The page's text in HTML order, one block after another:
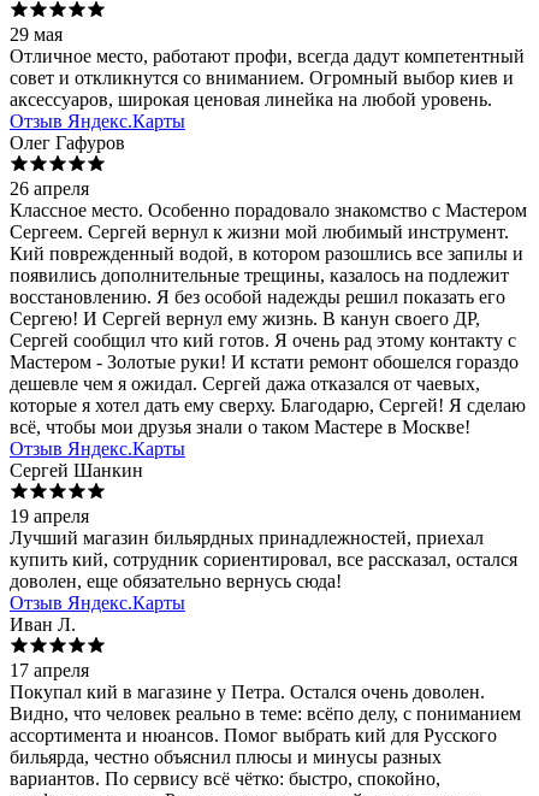
29 мая
Отличное место, работают профи, всегда дадут компетентный
совет и откликнутся со вниманием. Огромный выбор киев и
аксессуаров, широкая ценовая линейка на любой уровень.
Отзыв Яндекс.Карты
Олег Гафуров
26 апреля
Классное место. Особенно порадовало знакомство с Мастером
Сергеем. Сергей вернул к жизни мой любимый инструмент.
Кий поврежденный водой, в котором разошлись все запилы и
появились дополнительные трещины, казалось на подлежит
восстановлению. Я без особой надежды решил показать его
Сергею! И Сергей вернул ему жизнь. В канун своего ДР,
Сергей сообщил что кий готов. Я очень рад этому контакту с
Мастером - Золотые руки! И кстати ремонт обошелся гораздо
дешевле чем я ожидал. Сергей дажа отказался от чаевых,
которые я хотел дать ему сверху. Благодарю, Сергей! Я сделаю
всё, чтобы мои друзья знали о таком Мастере в Москве!
Отзыв Яндекс.Карты
Сергей Шанкин
19 апреля
Лучший магазин бильярдных принадлежностей, приехал
купить кий, сотрудник сориентировал, все рассказал, остался
доволен, еще обязательно вернусь сюда!
Отзыв Яндекс.Карты
Иван Л.
17 апреля
Покупал кий в магазине у Петра. Остался очень доволен.
Видно, что человек реально в теме: всёпо делу, с пониманием
ассортимента и нюансов. Помог выбрать кий для Русского
бильярда, честно объяснил плюсы и минусы разных
вариантов. По сервису всё чётко: быстро, спокойно,